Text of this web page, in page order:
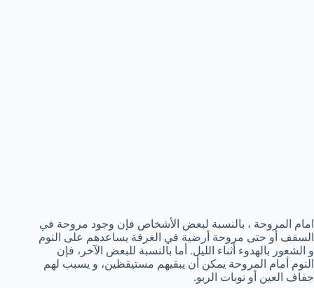
امام المروحة ، بالنسبة لبعض الأشخاص فإن وجود مروحة في
السقف أو حتى مروحة أرضية في الغرفة يساعدهم على النوم
و الشعور بالهدوء أثناء الليل. أما بالنسبة للبعض الآخر، فإن
النوم أمام المروحة يمكن أن يبقيهم مستيقظين، و يسبب لهم
جفاف العين أو نوبات الربو.